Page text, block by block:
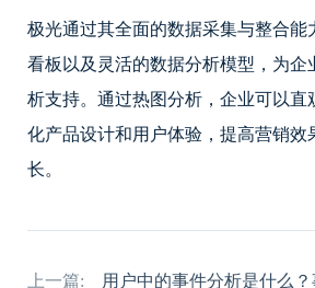
极光通过其全面的数据采集与整合
看板以及灵活的数据分析模型，为企
析支持。通过热图分析，企业可以
化产品设计和用户体验，提高营销效
长。
上一篇: